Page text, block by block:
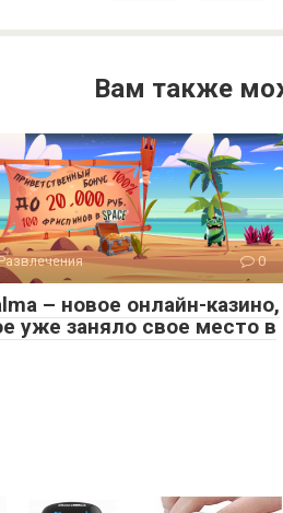
Вам также
0
– новое онлайн-казино,
уже заняло свое место в